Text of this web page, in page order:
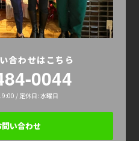
合わせはこちら
0044
/ 定休日: 水曜日
い合わせ